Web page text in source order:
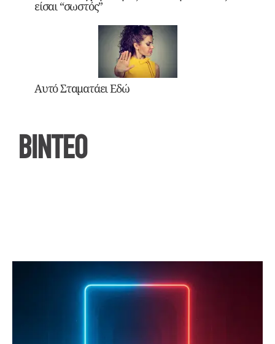
είσαι “σωστός”
Αυτό Σταματάει Εδώ
ΒΙΝΤΕΟ